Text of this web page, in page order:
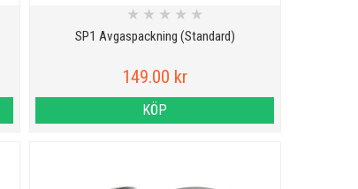
SP1 Avgaspackning (Standard)
★ ★ ★ ★ ★
149.00 kr
KÖP